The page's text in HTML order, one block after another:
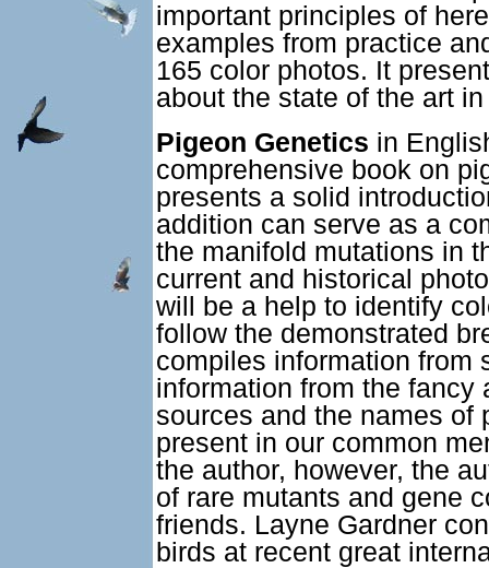
important principles of
examples from practice
165 color photos. It
about the state of the art
Pigeon Genetics in
comprehensive book on
presents a solid
addition can serve as a
the manifold mutations in
current and historical
will be a help to identify
follow the demonstrated
compiles information from
information from the fancy
sources and the names of
present in our common
the author, however, the
of rare mutants and gene
friends. Layne Gardner
birds at recent great